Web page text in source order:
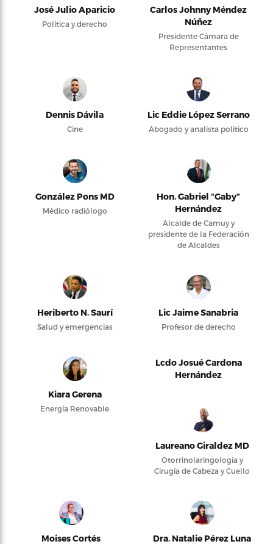
José Julio Aparicio
Política y derecho
Carlos Johnny Méndez
Núñez
Presidente Cámara de
Representantes
Dennis Dávila
Cine
Lic Eddie López Serrano
Abogado y analista político
González Pons MD
Médico radiólogo
Hon. Gabriel “Gaby”
Hernández
Alcalde de Camuy y
presidente de la Federación
de Alcaldes
Heriberto N. Saurí
Salud y emergencias
Lic Jaime Sanabria
Profesor de derecho
Kiara Gerena
Energía Renovable
Lcdo Josué Cardona
Hernández
Laureano Giraldez MD
Otorrinolaringología y
Cirugía de Cabeza y Cuello
Moises Cortés Dra. Natalie Pérez Luna